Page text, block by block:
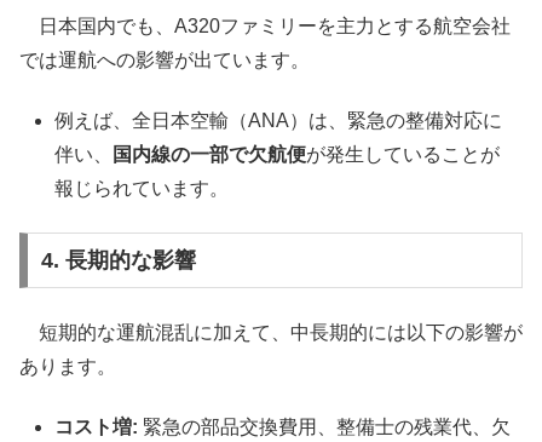
日本国内でも、A320ファミリーを主力とする航空会社
では運航への影響が出ています。
例えば、全日本空輸（ANA）は、緊急の整備対応に
伴い、
国内線の一部で欠航便が発生していることが
報じられています。
4. 長期的な影響
短期的な運航混乱に加えて、中長期的には以下の影響が
あります。
コスト増: 緊急の部品交換費用、整備士の残業代、欠